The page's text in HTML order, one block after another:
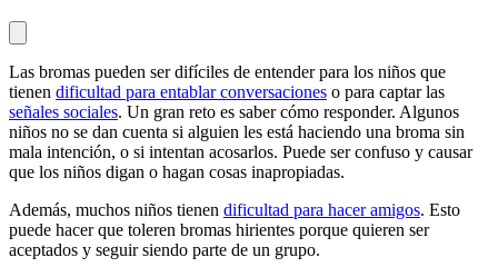
Las bromas pueden ser difíciles de entender para los niños que
tienen dificultad para entablar conversaciones o para captar las
señales sociales. Un gran reto es saber cómo responder. Algunos
niños no se dan cuenta si alguien les está haciendo una broma sin
mala intención, o si intentan acosarlos. Puede ser confuso y causar
que los niños digan o hagan cosas inapropiadas.
Además, muchos niños tienen dificultad para hacer amigos. Esto
puede hacer que toleren bromas hirientes porque quieren ser
aceptados y seguir siendo parte de un grupo.